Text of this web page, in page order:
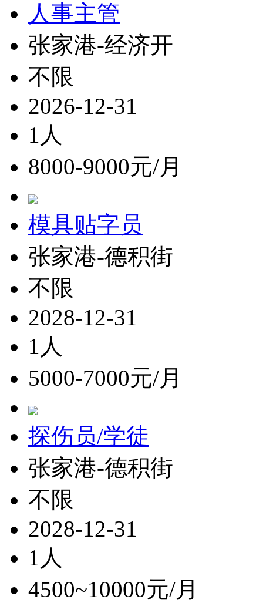
人事主管
张家港-经济开
不限
2026-12-31
1人
8000-9000元/月
模具贴字员
张家港-德积街
不限
2028-12-31
1人
5000-7000元/月
探伤员/学徒
张家港-德积街
不限
2028-12-31
1人
4500~10000元/月